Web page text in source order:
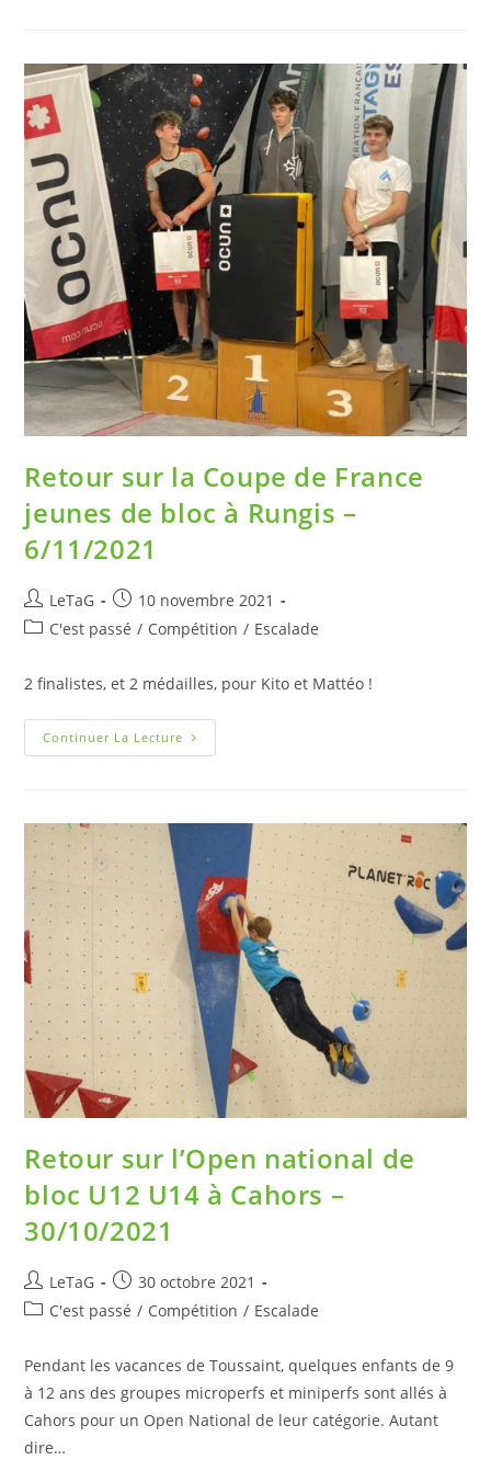
Retour sur la Coupe de France
jeunes de bloc à Rungis –
6/11/2021
LeTaG
10 novembre 2021
C'est passé / Compétition / Escalade
2 finalistes, et 2 médailles, pour Kito et Mattéo !
Continuer La Lecture
Retour sur l’Open national de
bloc U12 U14 à Cahors –
30/10/2021
LeTaG
30 octobre 2021
C'est passé / Compétition / Escalade
Pendant les vacances de Toussaint, quelques enfants de 9
à 12 ans des groupes microperfs et miniperfs sont allés à
Cahors pour un Open National de leur catégorie. Autant
dire…